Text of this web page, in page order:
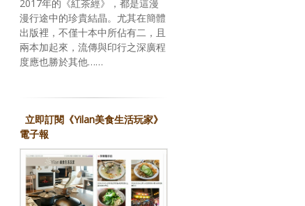
2017年的《紅茶經》，都是這漫
漫行途中的珍貴結晶。尤其在簡體
出版裡，不僅十本中所佔有二，且
兩本加起來，流傳與印行之深廣程
度應也勝於其他……
立即訂閱《Yilan美食生活玩家》
電子報